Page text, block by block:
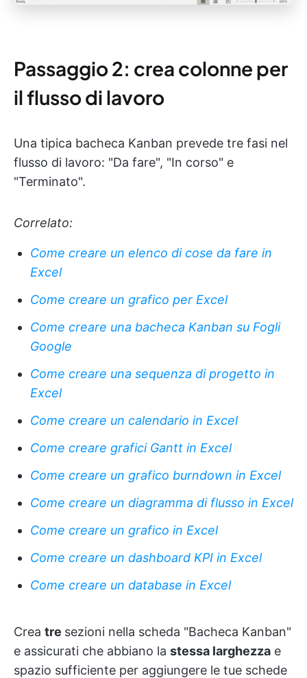
Passaggio 2: crea colonne per
il flusso di lavoro
Una tipica bacheca Kanban prevede tre fasi nel
flusso di lavoro: "Da fare", "In corso" e
"Terminato".
Correlato:
Come creare un elenco di cose da fare in
Excel
Come creare un grafico per Excel
Come creare una bacheca Kanban su Fogli
Google
Come creare una sequenza di progetto in
Excel
Come creare un calendario in Excel
Come creare grafici Gantt in Excel
Come creare un grafico burndown in Excel
Come creare un diagramma di flusso in Excel
Come creare un grafico in Excel
Come creare un dashboard KPI in Excel
Come creare un database in Excel
Crea tre sezioni nella scheda "Bacheca Kanban"
e assicurati che abbiano la stessa larghezza e
spazio sufficiente per aggiungere le tue schede